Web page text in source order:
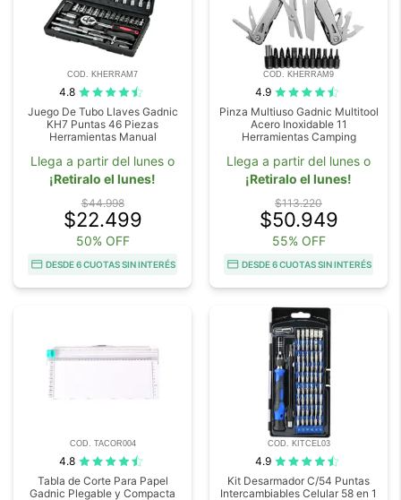
COD. KHERRAM7
4.8
Juego De Tubo Llaves Gadnic
KH7 Puntas 46 Piezas
Herramientas Manual
Llega a partir del lunes o
¡Retiralo el lunes!
$44.998
$22.499
50% OFF
DESDE 6 CUOTAS SIN INTERÉS
COD. KHERRAM9
4.9
Pinza Multiuso Gadnic Multitool
Acero Inoxidable 11
Herramientas Camping
Llega a partir del lunes o
¡Retiralo el lunes!
$113.220
$50.949
55% OFF
DESDE 6 CUOTAS SIN INTERÉS
COD. TACOR004
4.8
Tabla de Corte Para Papel
Gadnic Plegable y Compacta
COD. KITCEL03
4.9
Kit Desarmador C/54 Puntas
Intercambiables Celular 58 en 1